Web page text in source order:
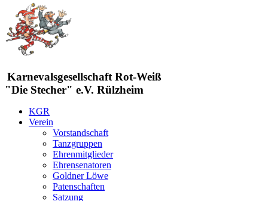
Karnevalsgesellschaft Rot-Weiß
"Die Stecher" e.V. Rülzheim
KGR
Verein
Vorstandschaft
Tanzgruppen
Ehrenmitglieder
Ehrensenatoren
Goldner Löwe
Patenschaften
Satzung